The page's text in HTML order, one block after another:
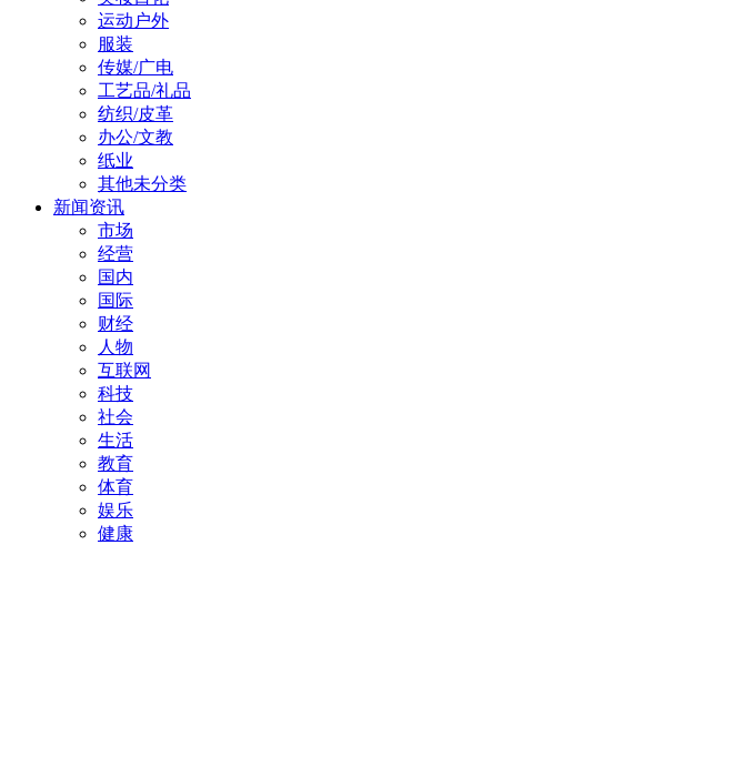
运动户外
服装
传媒/广电
工艺品/礼品
纺织/皮革
办公/文教
纸业
其他未分类
新闻资讯
市场
经营
国内
国际
财经
人物
互联网
科技
社会
生活
教育
体育
娱乐
健康